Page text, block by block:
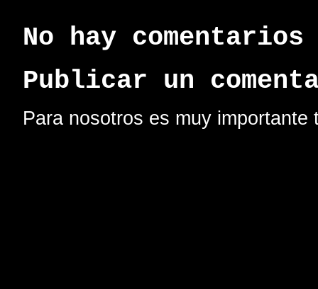
No hay
Publicar un
Para nosotros es muy